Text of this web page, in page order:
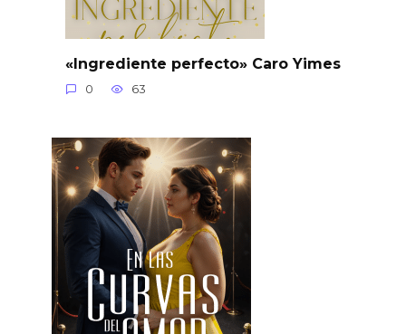
«Ingrediente perfecto» Caro Yimes
0 63